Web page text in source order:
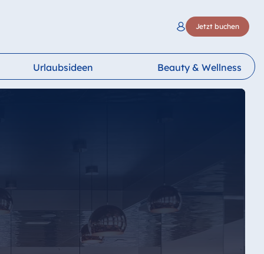
Jetzt buchen
Urlaubsideen Beauty & Wellness